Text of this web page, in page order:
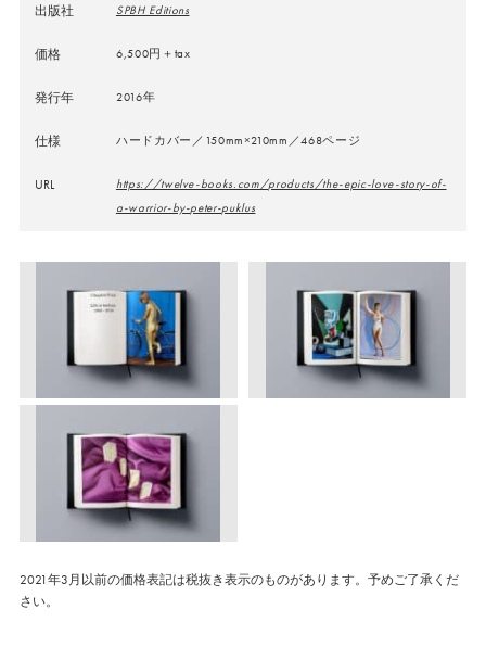
出版社 SPBH Editions
価格 6,500円＋tax
発行年 2016年
仕様 ハードカバー／150mm×210mm／468ページ
URL
https://twelve-books.com/products/the-epic-love-story-of-
a-warrior-by-peter-puklus
2021年3月以前の価格表記は税抜き表示のものがあります。予めご了承くだ
さい。